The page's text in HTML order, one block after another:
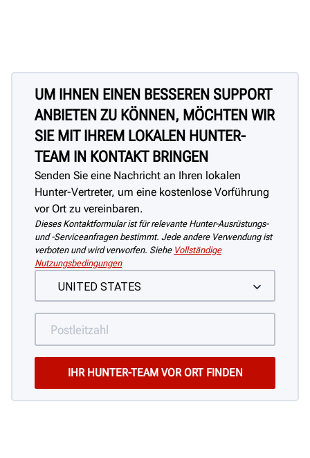
UM IHNEN EINEN BESSEREN SUPPORT
ANBIETEN ZU KÖNNEN, MÖCHTEN WIR
SIE MIT IHREM LOKALEN HUNTER-
TEAM IN KONTAKT BRINGEN
Senden Sie eine Nachricht an Ihren lokalen
Hunter-Vertreter, um eine kostenlose Vorführung
vor Ort zu vereinbaren.
Dieses Kontaktformular ist für relevante Hunter-Ausrüstungs-
und -Serviceanfragen bestimmt. Jede andere Verwendung ist
verboten und wird verworfen. Siehe Vollständige
Nutzungsbedingungen